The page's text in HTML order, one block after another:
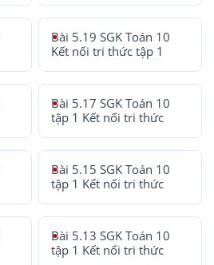
Bài 5.19 SGK Toán 10
Kết nối tri thức tập 1
Bài 5.17 SGK Toán 10
tập 1 Kết nối tri thức
Bài 5.15 SGK Toán 10
tập 1 Kết nối tri thức
Bài 5.13 SGK Toán 10
tập 1 Kết nối tri thức